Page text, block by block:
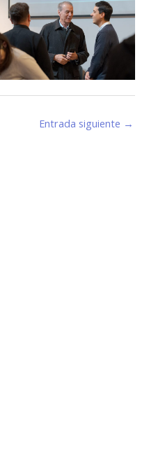
Entrada siguiente →